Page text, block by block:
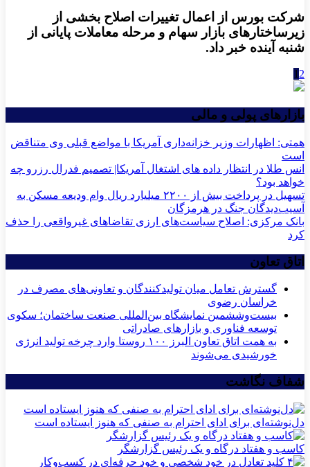
شرکت بورس از اعمال تغییرات اصلاح بخشی از
زیرساختارهای بازار سهام و مرحله معاملات پایانی از
شنبه آینده خبر داد.
1 2
بازارهای پولی و مالی
همتی: اظهارات وزیر خزانه‌داری آمریکا با مواضع قبلی وی متناقض
است
انس طلا در انتظار داده های اشتغال آمریکا| تصمیم فدرال رزرو چه
خواهد بود؟
تسهیل در پرداخت بیش از ۲۲۰۰ میلیارد ریال وام ودیعه مسکن به
آسیب‌دیدگان جنگ در هرمزگان
بانک مرکزی: اصلاح سیاست‌های ارزی تقاضاهای غیرواقعی را حذف
کرد
اتاق تعاون
گسترش تعامل میان تولیدکنندگان و تعاونی‌های مصرف در
خراسان رضوی
بیست‌وششمین نمایشگاه بین‌المللی صنعت ساختمان؛ سکوی
توسعه فناوری و بازارهای صادراتی
به همت اتاق تعاون البرز ۱۰۰ روستا وارد چرخه تولید انرژی
خورشیدی می‌شوند
شفاف نگاشت
دل‌نوشته‌ای برای ادای احترام به صنفی که هنوز ایستاده است
کاسب و هفتاد درگاه و یک رئیس گزارشگر